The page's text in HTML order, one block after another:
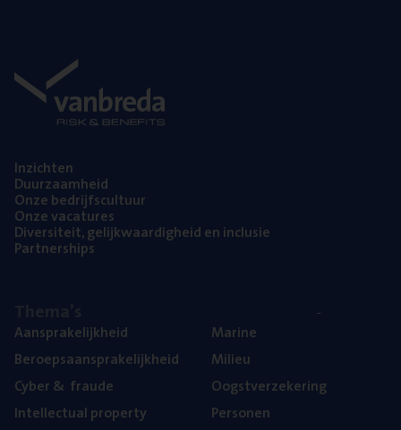
Inzich­ten
Duur­zaam­heid
Onze bedrijfs­cul­tuur
Onze vaca­tu­res
Diver­si­teit, gelijk­waar­dig­heid en inclusie
Part­ner­ships
Aan­spra­ke­lijk­heid
Beroeps­aan­spra­ke­lijk­heid
Cyber& fraude
Intel­lec­tu­al property
Mari­ne
Mili­eu
Oogst­ver­ze­ke­ring
Per­so­nen